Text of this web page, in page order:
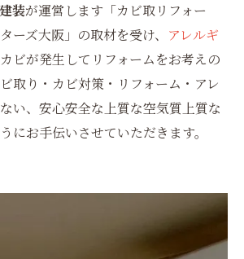
装が運営します「カビ取リフォー
ーズ大阪」の取材を受け、 アレルギ
ビが発生してリフォームをお考えの
取り・カビ対策・リフォーム・アレ
い、安心安全な上質な空気質上質な
にお手伝いさせていただきます。